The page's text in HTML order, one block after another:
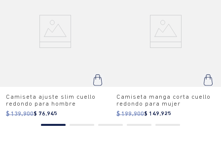
Camiseta ajuste slim cuello
redondo para hombre
$ 139.900$ 76.945
Camiseta manga corta cuello
redondo para mujer
$ 199.900$ 149.925